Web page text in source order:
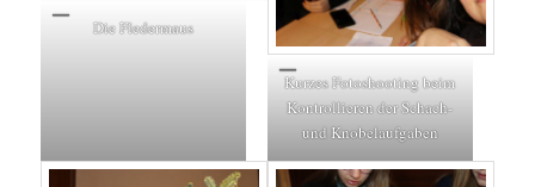
Die Fledermaus
Kurzes Fotoshooting beim
Kontrollieren der Schach-
und Knobelaufgaben